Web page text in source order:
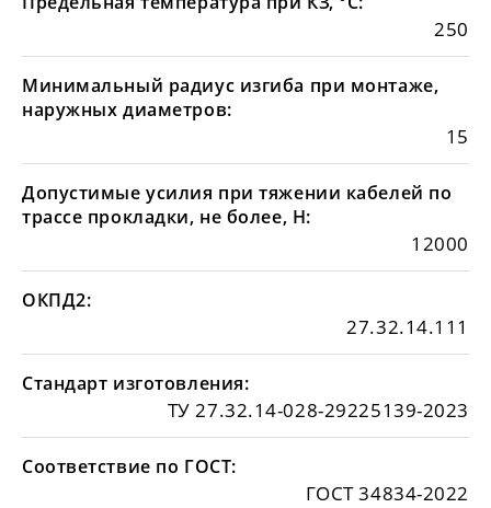
250
Минимальный радиус изгиба при монтаже,
наружных диаметров:
15
Допустимые усилия при тяжении кабелей по
трассе прокладки, не более, Н:
12000
ОКПД2:
27.32.14.111
Стандарт изготовления:
ТУ 27.32.14-028-29225139-2023
Соответствие по ГОСТ:
ГОСТ 34834-2022